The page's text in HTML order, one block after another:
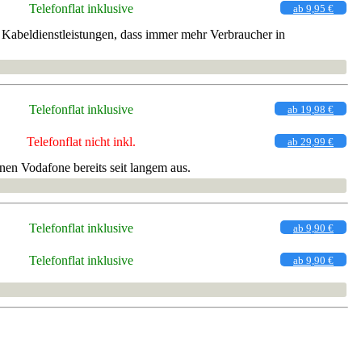
Telefonflat inklusive ab 9,95 €
dass immer mehr Verbraucher in
Telefonflat inklusive ab 19,98 €
Telefonflat nicht inkl. ab 29,99 €
Vodafone bereits seit langem aus.
Telefonflat inklusive ab 9,90 €
Telefonflat inklusive ab 9,90 €